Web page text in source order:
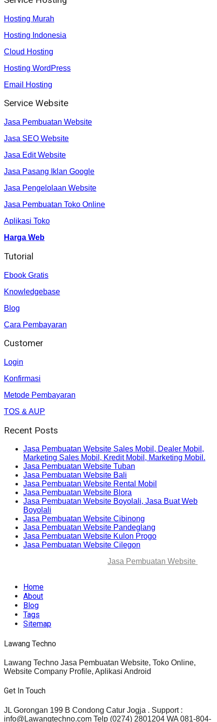
Hosting Murah
Hosting Indonesia
Cloud Hosting
Hosting WordPress
Email Hosting
Service Website
Jasa Pembuatan Website
Jasa SEO Website
Jasa Edit Website
Jasa Pasang Iklan Google
Jasa Pengelolaan Website
Jasa Pembuatan Toko Online
Aplikasi Toko
Harga Web
Tutorial
Ebook Gratis
Knowledgebase
Blog
Cara Pembayaran
Customer
Login
Konfirmasi
Metode Pembayaran
TOS & AUP
Recent Posts
Jasa Pembuatan Website Sales Mobil, Dealer Mobil,
Marketing Sales Mobil, Kredit Mobil, Marketing Mobil.
Jasa Pembuatan Website Tuban
Jasa Pembuatan Website Bali
Jasa Pembuatan Website Rental Mobil
Jasa Pembuatan Website Blora
Jasa Pembuatan Website Boyolali, Jasa Buat Web
Boyolali
Jasa Pembuatan Website Cibinong
Jasa Pembuatan Website Pandeglang
Jasa Pembuatan Website Kulon Progo
Jasa Pembuatan Website Cilegon
Jasa Pembuatan Website
Home
About
Blog
Tags
Sitemap
Lawang Techno
Lawang Techno Jasa Pembuatan Website, Toko Online,
Website Company Profile, Aplikasi Android
Get In Touch
JL Gorongan 199 B Condong Catur Jogja . Support :
info@Lawangtechno.com Telp (0274) 2801204 WA 081-804-